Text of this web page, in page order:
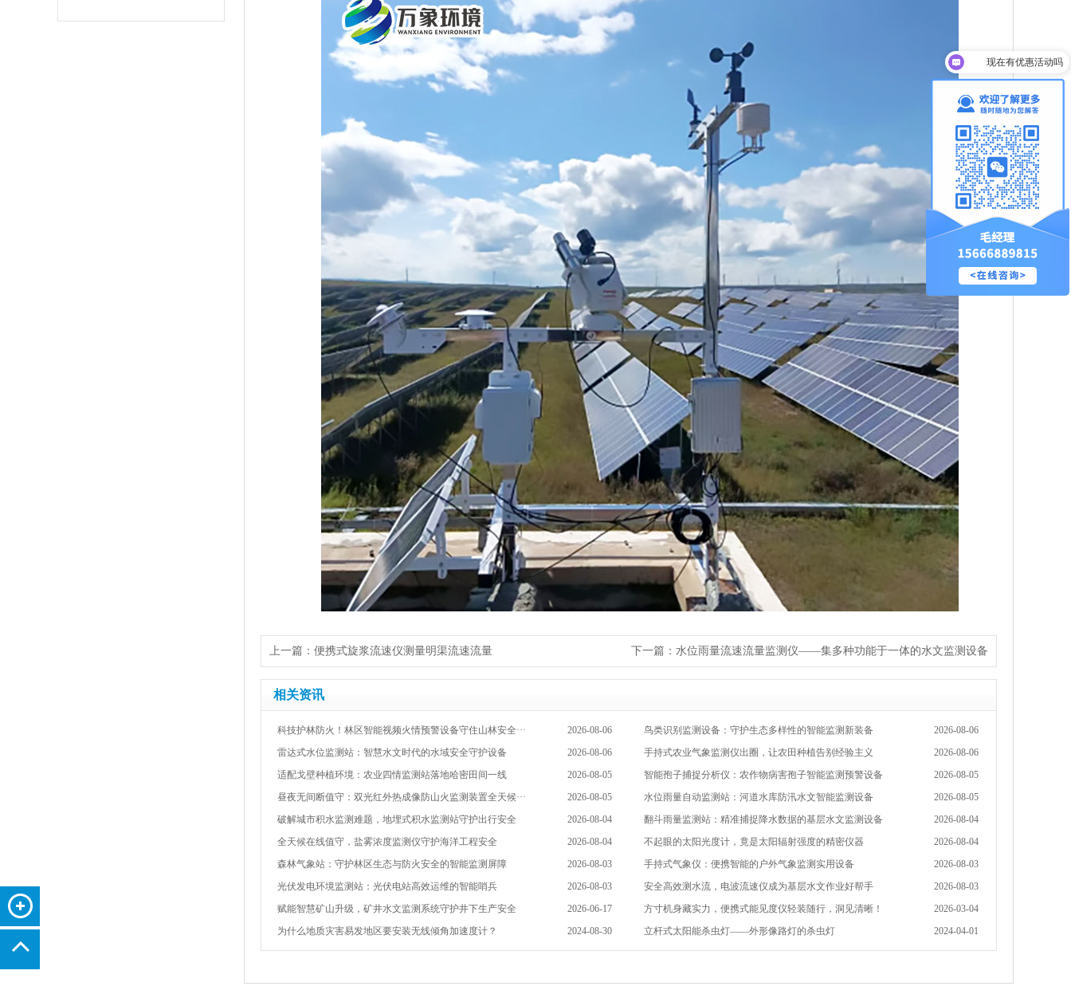
上一篇： 便携式旋浆流速仪测量明渠流速流量 下一篇： 水位雨量流速流量监测仪——集多种功能于一体的水文监测设备
相关资讯
2026-08-06
科技护林防火！林区智能视频火情预警设备守住山林安全··· 2026-08-06
鸟类识别监测设备：守护生态多样性的智能监测新装备
2026-08-06
雷达式水位监测站：智慧水文时代的水域安全守护设备 2026-08-06
手持式农业气象监测仪出圈，让农田种植告别经验主义
2026-08-05
适配戈壁种植环境：农业四情监测站落地哈密田间一线 2026-08-05
智能孢子捕捉分析仪：农作物病害孢子智能监测预警设备
2026-08-05
昼夜无间断值守：双光红外热成像防山火监测装置全天候··· 2026-08-05
水位雨量自动监测站：河道水库防汛水文智能监测设备
2026-08-04
破解城市积水监测难题，地埋式积水监测站守护出行安全 2026-08-04
翻斗雨量监测站：精准捕捉降水数据的基层水文监测设备
2026-08-04
全天候在线值守，盐雾浓度监测仪守护海洋工程安全 2026-08-04
不起眼的太阳光度计，竟是太阳辐射强度的精密仪器
2026-08-03
森林气象站：守护林区生态与防火安全的智能监测屏障 2026-08-03
手持式气象仪：便携智能的户外气象监测实用设备
2026-08-03
光伏发电环境监测站：光伏电站高效运维的智能哨兵 2026-08-03
安全高效测水流，电波流速仪成为基层水文作业好帮手
2026-06-17
赋能智慧矿山升级，矿井水文监测系统守护井下生产安全 2026-03-04
方寸机身藏实力，便携式能见度仪轻装随行，洞见清晰！
2024-08-30
为什么地质灾害易发地区要安装无线倾角加速度计？ 2024-04-01
立杆式太阳能杀虫灯——外形像路灯的杀虫灯
可以介绍下你们的产品么
现在有优惠活动吗